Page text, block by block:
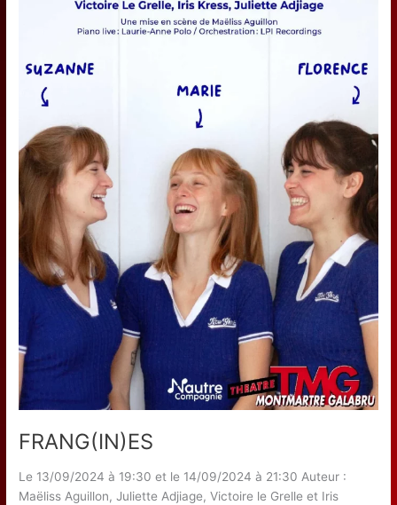
FRANG(IN)ES
Le 13/09/2024 à 19:30 et le 14/09/2024 à 21:30 Auteur :
Maëliss Aguillon, Juliette Adjiage, Victoire le Grelle et Iris